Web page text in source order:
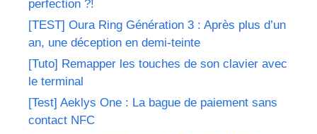
perfection ?!
[TEST] Oura Ring Génération 3 : Après plus d’un
an, une déception en demi-teinte
[Tuto] Remapper les touches de son clavier avec
le terminal
[Test] Aeklys One : La bague de paiement sans
contact NFC